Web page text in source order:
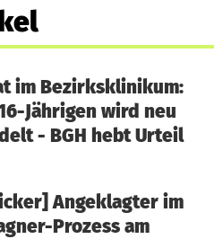
im Bezirksklinikum:
Jährigen wird neu
- BGH hebt Urteil
Angeklagter im
Prozess am